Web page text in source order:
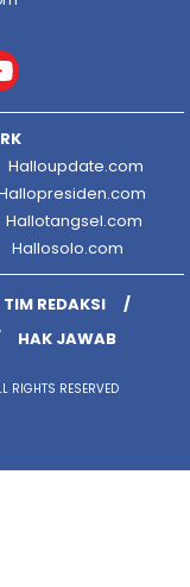
Halloupdate.com
Hallotangsel.com
Hallosolo.com
TIM REDAKSI
HAK JAWAB
RIGHTS RESERVED